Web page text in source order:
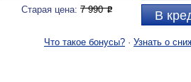
В
Старая цена: 7 990P
Что такое бонусы? · Узнать о